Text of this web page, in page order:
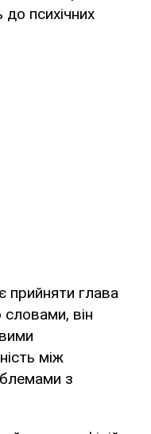
до психічних
прийняти глава
він
між
з